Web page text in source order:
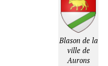
Blason de la
ville de
Aurons